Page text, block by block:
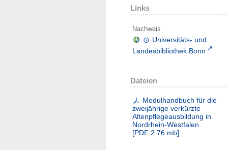
Links
Nachweis
Universitäts- und
Landesbibliothek Bonn
Dateien
Modulhandbuch für die
zweijährige verkürzte
Altenpflegeausbildung in
Nordrhein-Westfalen
[PDF 2.76 mb]